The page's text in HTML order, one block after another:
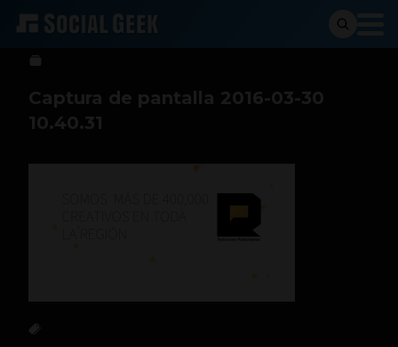
btriana 30 de marzo de 2016
Captura de pantalla 2016-03-30
10.40.31